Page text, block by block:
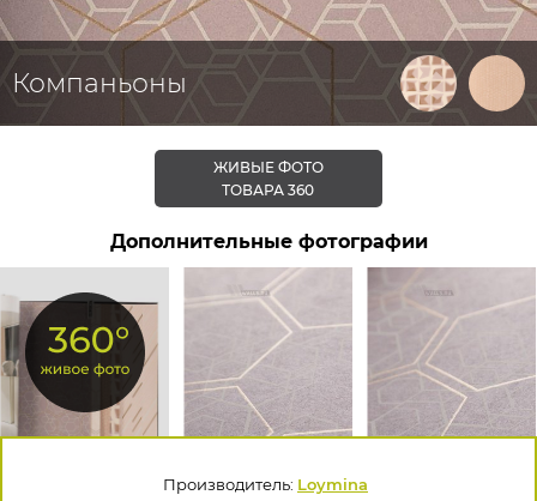
Компаньоны
ЖИВЫЕ ФОТО
ТОВАРА 360
Дополнительные фотографии
Производитель: Loymina